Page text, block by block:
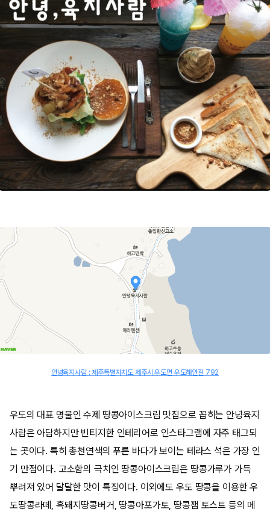
안녕육지사람 : 제주특별자치도 제주시 우도면 우도해안길 792
우도의 대표 명물인 수제 땅콩아이스크림 맛집으로 꼽히는 안녕육지
사람은 아담하지만 빈티지한 인테리어로 인스타그램에 자주 태그되
는 곳이다. 특히 총천연색의 푸른 바다가 보이는 테라스 석은 가장 인
기 만점이다. 고소함의 극치인 땅콩아이스크림은 땅콩가루가 가득
뿌려져 있어 달달한 맛이 특징이다. 이외에도 우도 땅콩을 이용한 우
도땅콩라떼, 흑돼지땅콩버거, 땅콩아포가토, 땅콩잼 토스트 등의 메